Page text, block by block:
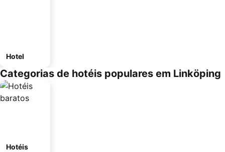
Hotel
Categorias de hotéis populares em Linköping
Hotéis